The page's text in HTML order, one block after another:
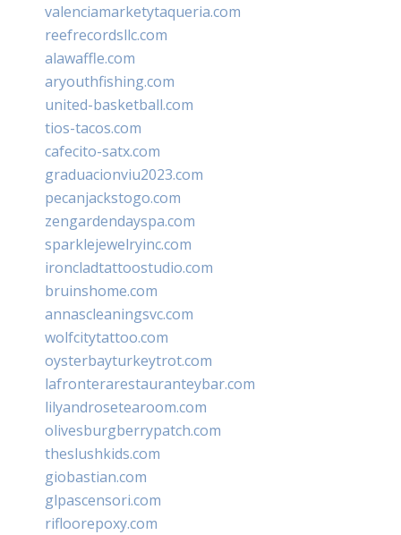
valenciamarketytaqueria.com
reefrecordsllc.com
alawaffle.com
aryouthfishing.com
united-basketball.com
tios-tacos.com
cafecito-satx.com
graduacionviu2023.com
pecanjackstogo.com
zengardendayspa.com
sparklejewelryinc.com
ironcladtattoostudio.com
bruinshome.com
annascleaningsvc.com
wolfcitytattoo.com
oysterbayturkeytrot.com
lafronterarestauranteybar.com
lilyandrosetearoom.com
olivesburgberrypatch.com
theslushkids.com
giobastian.com
glpascensori.com
rifloorepoxy.com